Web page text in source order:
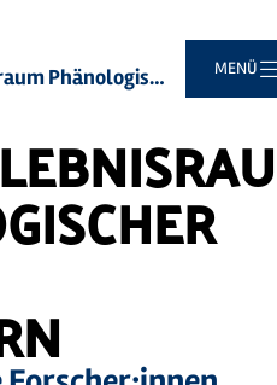
Hauptinhalt
Suche
Navigation
Footer
MENÜ
Naturerlebnisraum Phänologischer Garten Quickborn